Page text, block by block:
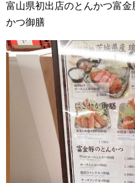
富山県初出店のとんかつ富
かつ御膳